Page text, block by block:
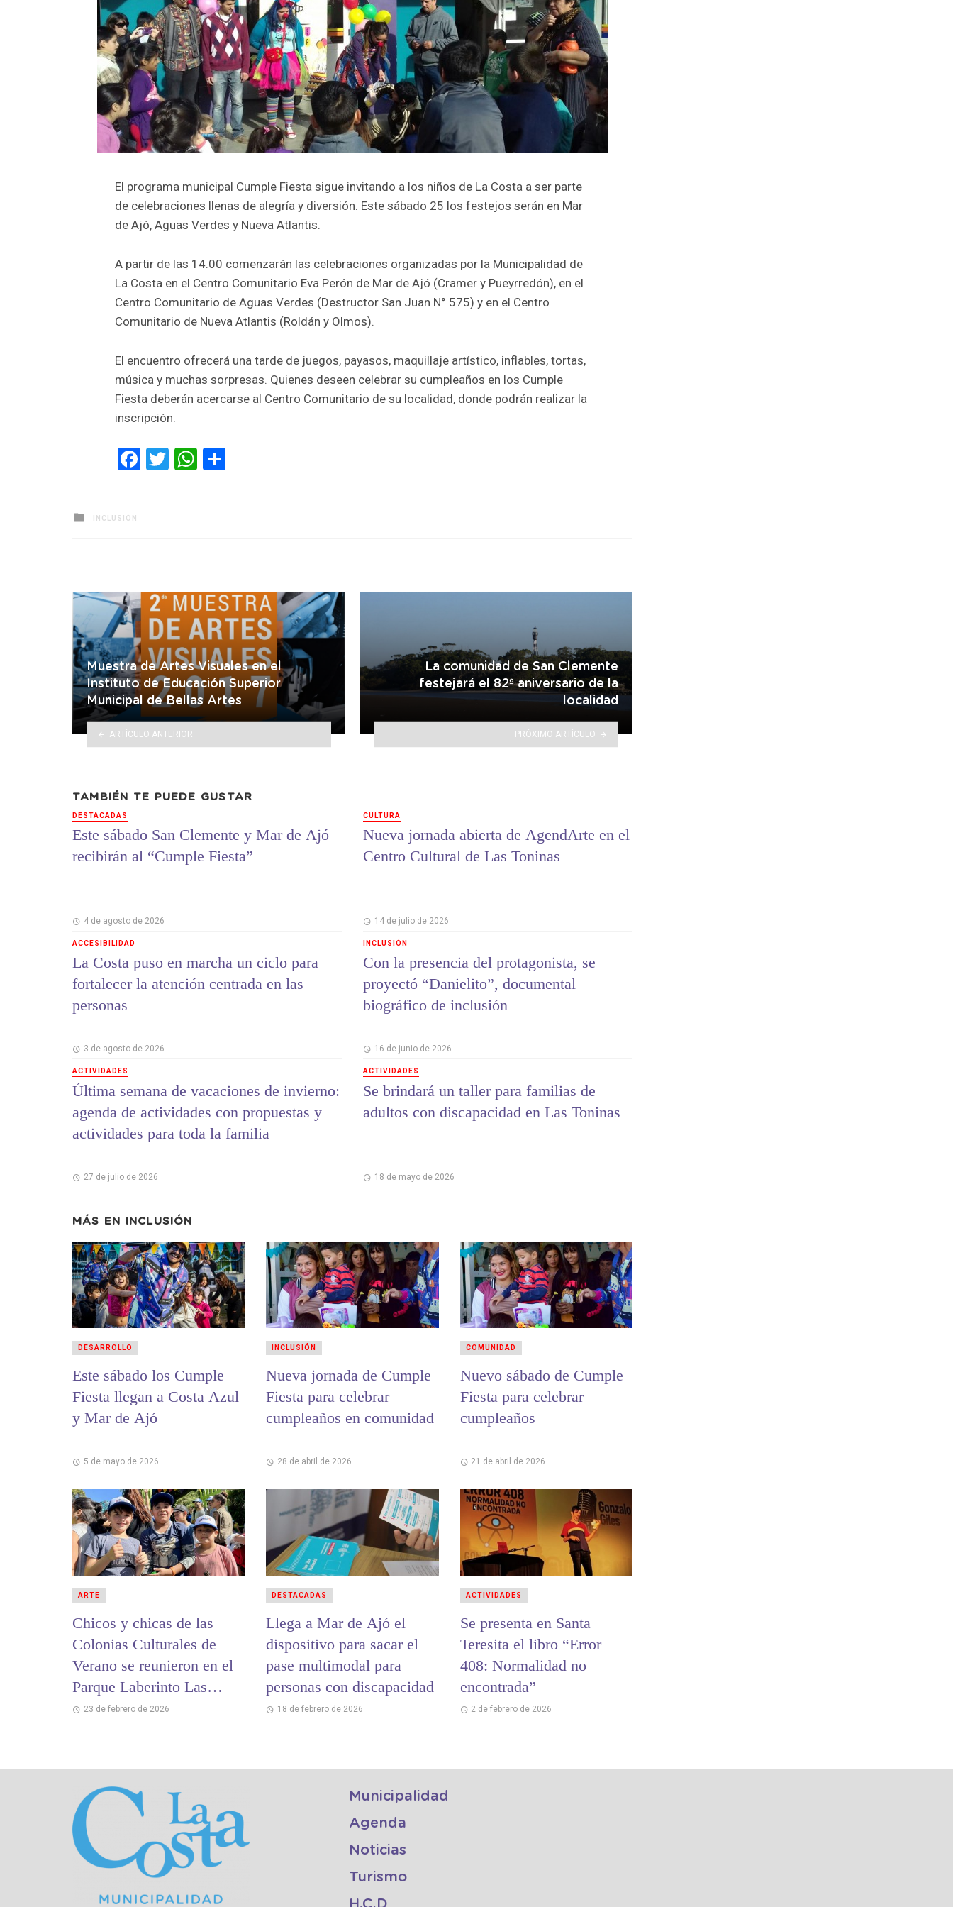
El programa municipal Cumple Fiesta sigue invitando a los niños de La Costa a ser parte
de celebraciones llenas de alegría y diversión. Este sábado 25 los festejos serán en Mar
de Ajó, Aguas Verdes y Nueva Atlantis.
A partir de las 14.00 comenzarán las celebraciones organizadas por la Municipalidad de
La Costa en el Centro Comunitario Eva Perón de Mar de Ajó (Cramer y Pueyrredón), en el
Centro Comunitario de Aguas Verdes (Destructor San Juan N° 575) y en el Centro
Comunitario de Nueva Atlantis (Roldán y Olmos).
El encuentro ofrecerá una tarde de juegos, payasos, maquillaje artístico, inflables, tortas,
música y muchas sorpresas. Quienes deseen celebrar su cumpleaños en los Cumple
Fiesta deberán acercarse al Centro Comunitario de su localidad, donde podrán realizar la
inscripción.
Facebook
TwitterWhatsApp
Posted
in
INCLUSIÓN
Muestra de Artes Visuales en el
Instituto de Educación Superior
Municipal de Bellas Artes
ARTÍCULO ANTERIOR
La comunidad de San Clemente
festejará el 82º aniversario de la
localidad
PRÓXIMO ARTÍCULO
TAMBIÉN TE PUEDE GUSTAR
DESTACADAS
Este sábado San Clemente y Mar de Ajó
recibirán al “Cumple Fiesta”
4 de agosto de 2026
ACCESIBILIDAD
La Costa puso en marcha un ciclo para
fortalecer la atención centrada en las
personas
3 de agosto de 2026
ACTIVIDADES
Última semana de vacaciones de invierno:
agenda de actividades con propuestas y
actividades para toda la familia
27 de julio de 2026
CULTURA
Nueva jornada abierta de AgendArte en el
Centro Cultural de Las Toninas
14 de julio de 2026
INCLUSIÓN
Con la presencia del protagonista, se
proyectó “Danielito”, documental
biográfico de inclusión
16 de junio de 2026
ACTIVIDADES
Se brindará un taller para familias de
adultos con discapacidad en Las Toninas
18 de mayo de 2026
MÁS EN INCLUSIÓN
Este sábado los Cumple
Fiesta llegan a Costa Azul
y Mar de Ajó
5 de mayo de 2026
DESARROLLO
Nueva jornada de Cumple
Fiesta para celebrar
cumpleaños en comunidad
28 de abril de 2026
INCLUSIÓN
Nuevo sábado de Cumple
Fiesta para celebrar
cumpleaños
21 de abril de 2026
COMUNIDAD
Chicos y chicas de las
Colonias Culturales de
Verano se reunieron en el
Parque Laberinto Las
Toninas
23 de febrero de 2026
ARTE
Llega a Mar de Ajó el
dispositivo para sacar el
pase multimodal para
personas con discapacidad
18 de febrero de 2026
DESTACADAS
Se presenta en Santa
Teresita el libro “Error
408: Normalidad no
encontrada”
2 de febrero de 2026
ACTIVIDADES
Municipalidad
Agenda
Noticias
Turismo